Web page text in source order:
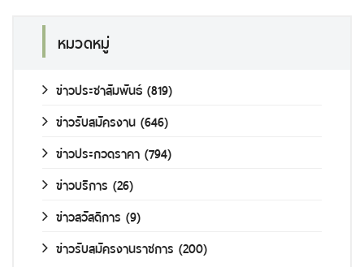
หมวดหมู่
ข่าวประชาสัมพันธ์ (819)
ข่าวรับสมัครงาน (646)
ข่าวประกวดราคา (794)
ข่าวบริการ (26)
ข่าวสวัสดิการ (9)
ข่าวรับสมัครงานราชการ (200)